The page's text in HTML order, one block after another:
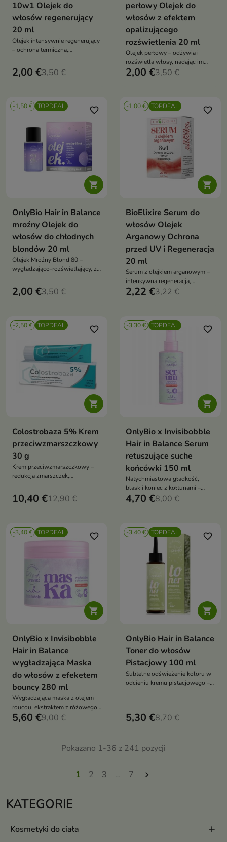
KATEGORIE
Kosmetyki do ciała
10w1 Olejek do
włosów regenerujący
20 ml
Olejek intensywnie regenerujący
– ochrona termiczna,
końcówki, z olejem makadamia,
arganowym i moringa, zapach
2,00 €3,50 €
perłowy Olejek do
włosów z efektem
opalizującego
rozświetlenia 20 ml
Olejek perłowy – odżywia i
rozświetla włosy, nadając im
opalizujący blask. Z olejem
termiczną
2,00 €3,50 €
-1,50 € TOPDEAL

favorite_border
OnlyBio Hair in Balance
mroźny Olejek do
włosów do chłodnych
blondów 20 ml
Olejek Mroźny Blond 80 –
wygładzająco-rozświetlający, z
rumiankiem i witaminą E,
neutralizacja żółtych tonów,
2,00 €3,50 €
-1,00 € TOPDEAL

favorite_border
BioElixire Serum do
włosów Olejek
Arganowy Ochrona
przed UV i Regeneracja
20 ml
Serum z olejkiem arganowym –
intensywna regeneracja,
wygładzenie i ochrona włosów.
i stylizowanych
2,22 €3,22 €
-2,50 € TOPDEAL

favorite_border
Colostrobaza 5% Krem
przeciwzmarszczkowy
30 g
Krem przeciwzmarszczkowy –
redukcja zmarszczek,
regeneracja skóry dojrzałej,
colostrum 5%, intensywne
10,40 €12,90 €
-3,30 € TOPDEAL

favorite_border
OnlyBio x Invisibobble
Hair in Balance Serum
retuszujące suche
końcówki 150 ml
Natychmiastowa gładkość,
blask i koniec z kołtunami –
nawet na wymagających,
4,70 €8,00 €
-3,40 € TOPDEAL

favorite_border
OnlyBio x Invisibobble
Hair in Balance
wygładzająca Maska
do włosów z efeketem
bouncy 280 ml
Wygładzająca maska z olejem
roucou, ekstraktem z różowego
grejpfruta i lekkimi
5,60 €9,00 €
-3,40 € TOPDEAL

favorite_border
OnlyBio Hair in Balance
Toner do włosów
Pistacjowy 100 ml
Subtelne odświeżenie koloru w
odcieniu kremu pistacjowego –
5,30 €8,70 €
Pokazano 1-36 z 241 pozycji
1 2 3 … 7 